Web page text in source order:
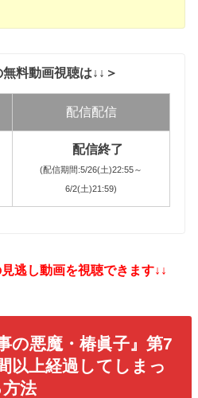
料動画視聴は↓↓＞
配信配信
配信終了
(配信期間:5/26(土)22:55～
6/2(土)21:59)
逃し動画を視聴できます↓↓
の悪魔・椿眞子』第7
以上経過してしまっ
法